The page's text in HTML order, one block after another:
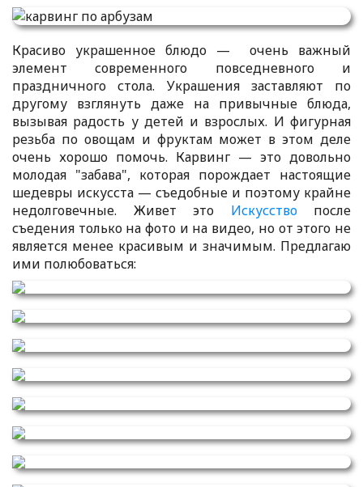
Красиво украшенное блюдо — очень важный
элемент современного повседневного и
праздничного стола. Украшения заставляют по
другому взглянуть даже на привычные блюда,
вызывая радость у детей и взрослых. И фигурная
резьба по овощам и фруктам может в этом деле
очень хорошо помочь. Карвинг — это довольно
молодая "забава", которая порождает настоящие
шедевры искусста — съедобные и поэтому крайне
недолговечные. Живет это Искусствопосле
съедения только на фото и на видео, но от этого не
является менее красивым и значимым. Предлагаю
ими полюбоваться: